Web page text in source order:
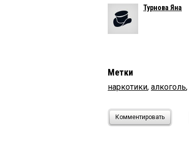
Турнова Яна
Метки
наркотики, алкоголь,
Комментировать